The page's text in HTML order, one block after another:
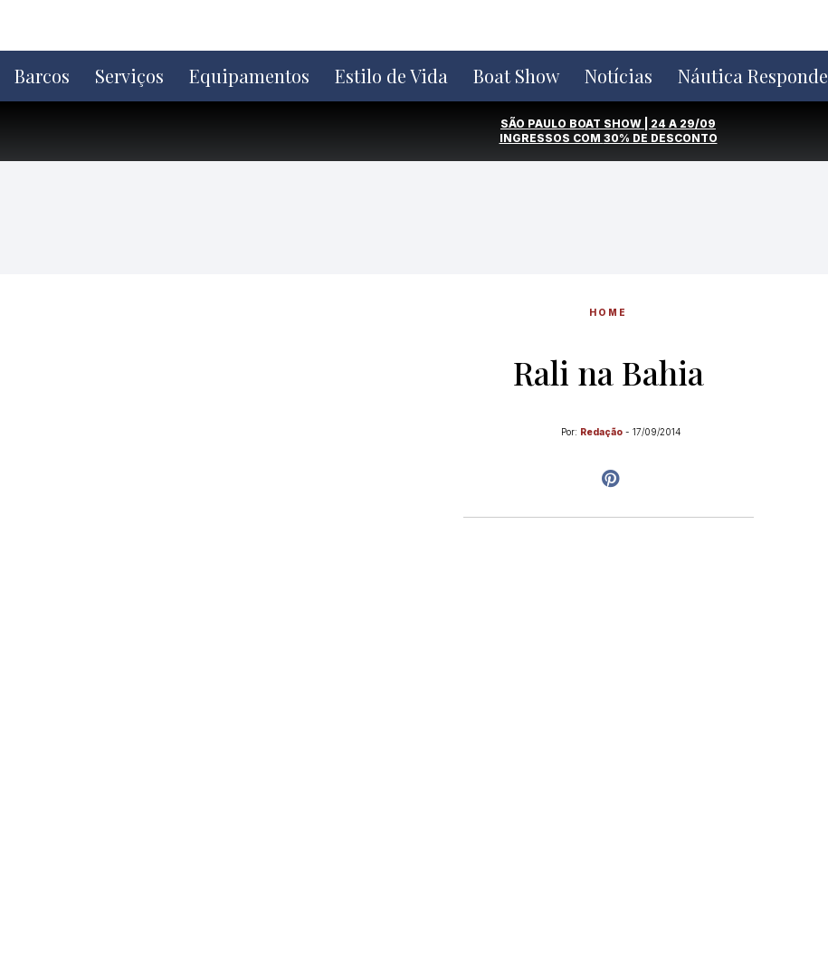
o
conteúdo
Barcos Serviços Equipamentos Estilo de Vida Boat Show Notícias Náutica Responde
SÃO PAULO BOAT SHOW | 24 A 29/09
INGRESSOS COM 30% DE DESCONTO
HOME
Rali na Bahia
Por: Redação - 17/09/2014